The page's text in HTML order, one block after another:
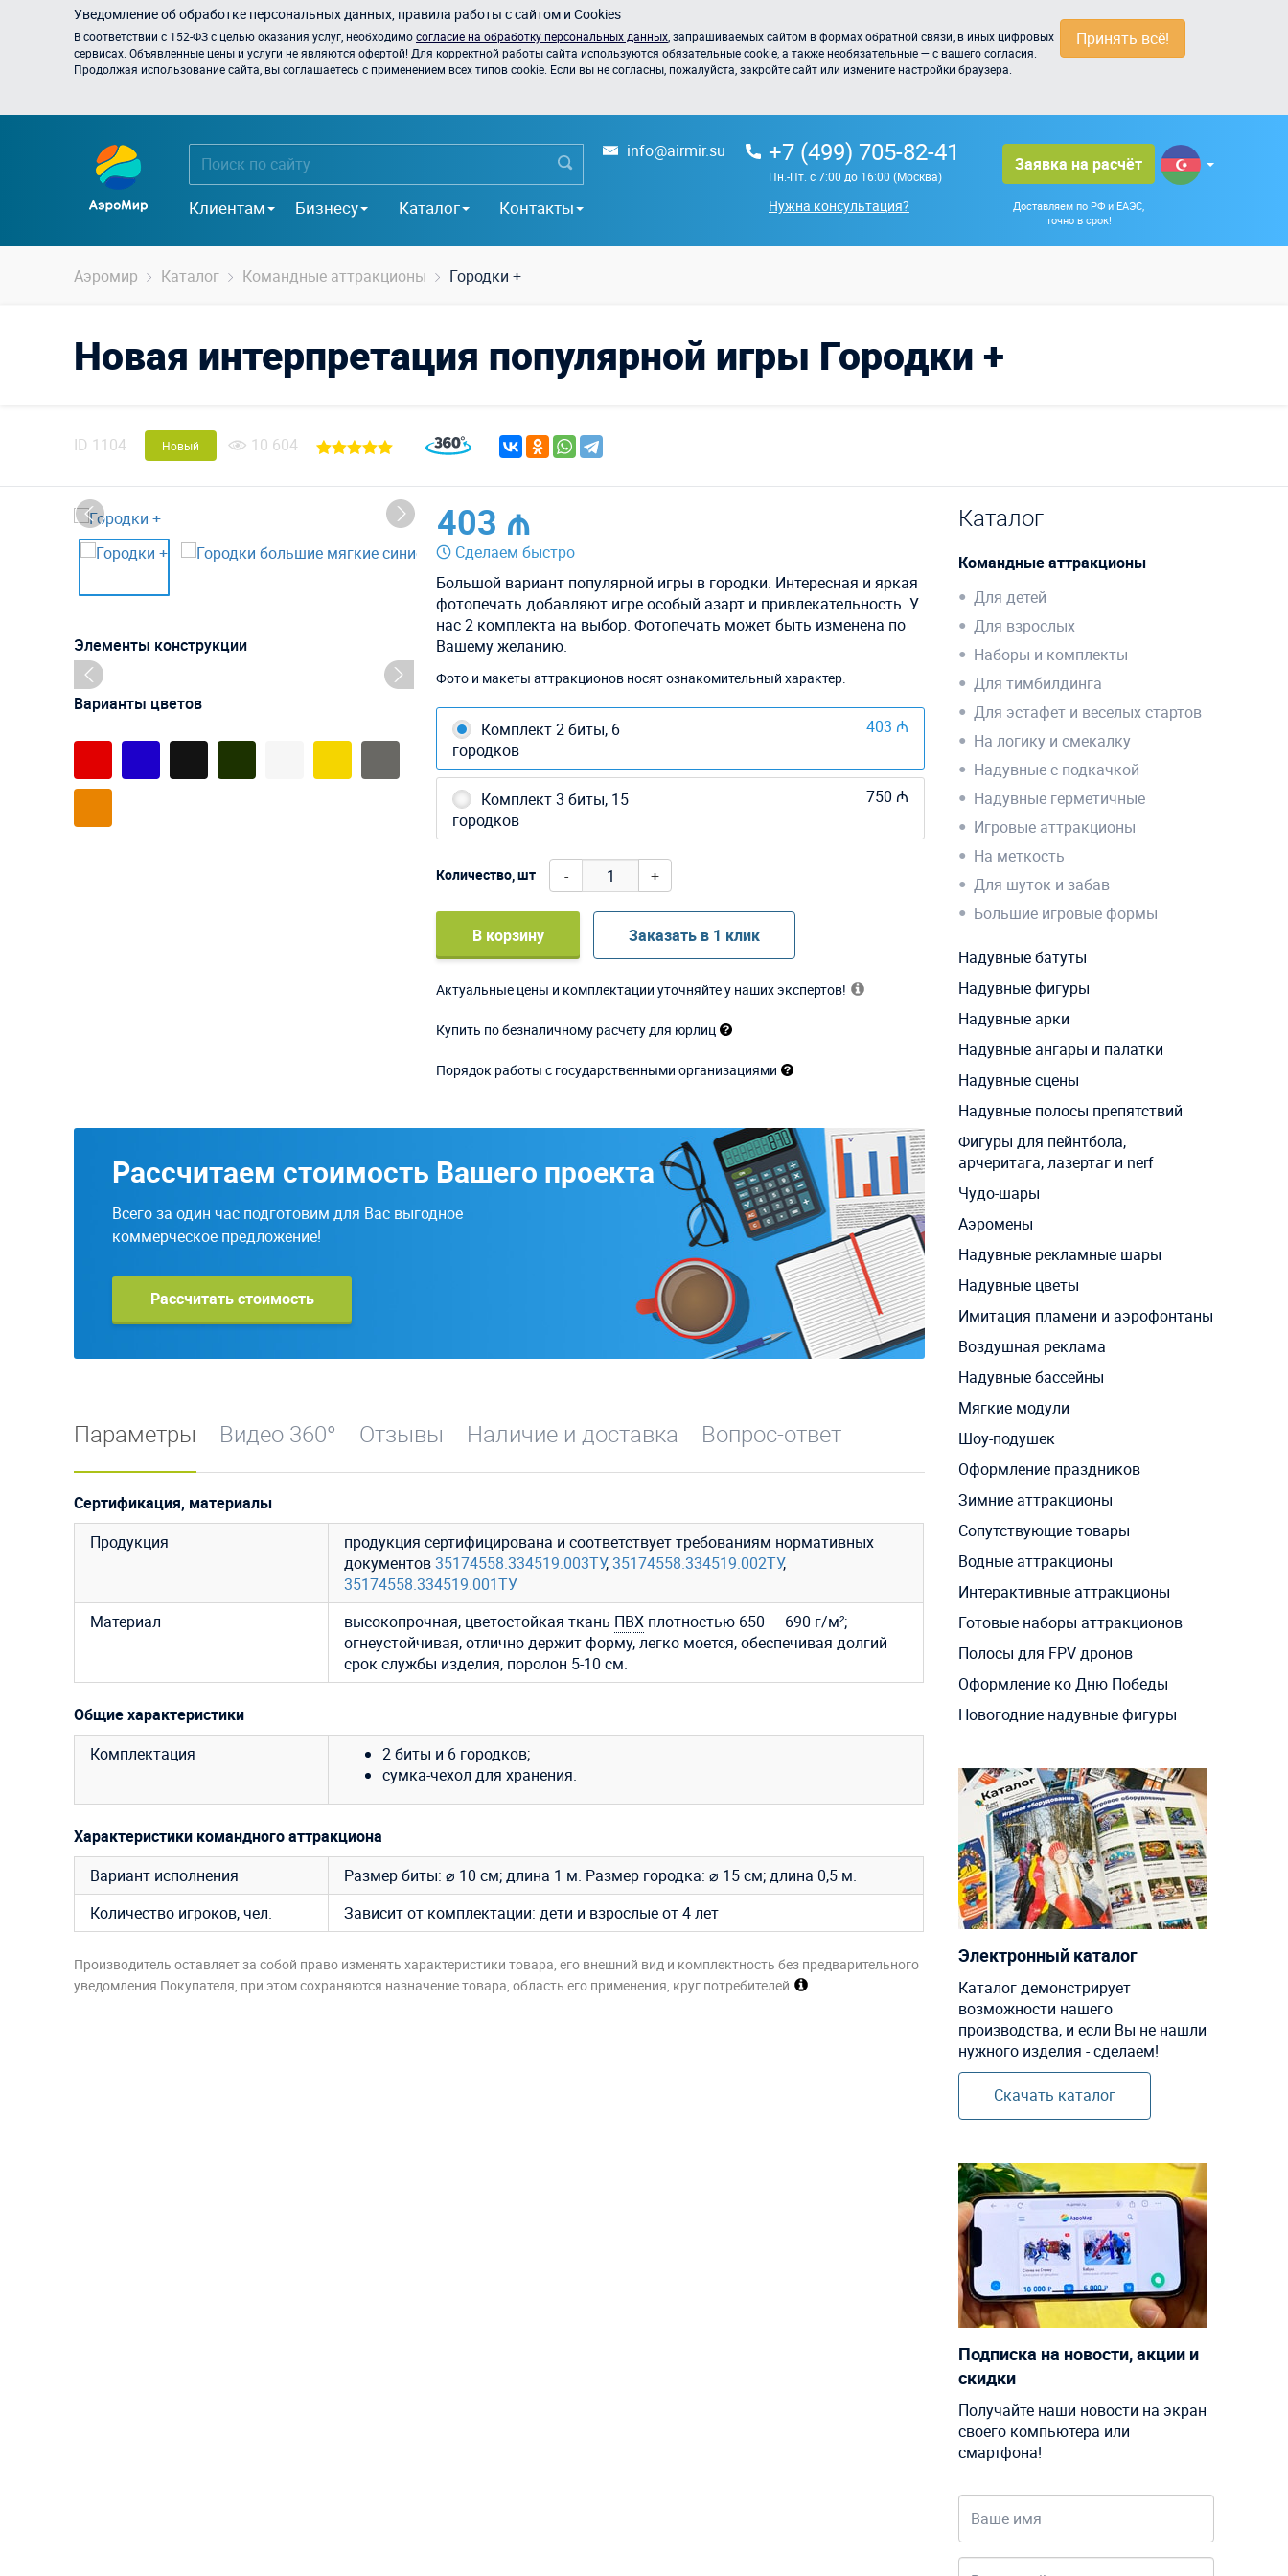
Принять всё!
Уведомление об обработке персональных данных, правила работы с сайтом и Cookies
В соответствии с 152-ФЗ с целью оказания услуг, необходимосогласие на обработку персональных данных , запрашиваемых сайтом в формах обратной связи, в иных цифровых
сервисах. Объявленные цены и услуги не являются офертой! Для корректной работы сайта используются обязательные cookie, а также необязательные — с вашего согласия.
Продолжая использование сайта, вы соглашаетесь с применением всех типов cookie. Если вы не согласны, пожалуйста, закройте сайт или измените настройки браузера.
Клиентам Бизнесу Каталог Контакты
info@airmir.su +7 (499) 705-82-41
Пн.-Пт. с 7:00 до 16:00 (Москва)
Нужна консультация?
Заявка на расчёт
Доставляем по РФ и ЕАЭС,
точно в срок!
Аэромир Каталог Командные аттракционы Городки +
Новая интерпретация популярной игры Городки +
ID 1104 Новый 10 604
Элементы конструкции
Варианты цветов
403 ₼
Сделаем быстро
Большой вариант популярной игры в городки. Интересная и яркая
фотопечать добавляют игре особый азарт и привлекательность. У
нас 2 комплекта на выбор. Фотопечать может быть изменена по
Вашему желанию.
Фото и макеты аттракционов носят ознакомительный характер.
Комплект 2 биты, 6
городков
403 ₼
Комплект 3 биты, 15
городков
750 ₼
Количество, шт - +
В корзину Заказать в 1 клик
Актуальные цены и комплектации уточняйте у наших экспертов!
Купить по безналичному расчету для юрлиц
Порядок работы с государственными организациями
Рассчитаем стоимость Вашего проекта
Всего за один час подготовим для Вас выгодное
коммерческое предложение!
Рассчитать стоимость
Параметры Видео 360° Отзывы Наличие и доставка Вопрос-ответ
Сертификация, материалы
Продукция
продукция сертифицирована и соответствует требованиям нормативных
документов35174558.334519.003ТУ,35174558.334519.002ТУ,
35174558.334519.001ТУ
Материал
высокопрочная, цветостойкая ткань ПВХ плотностью 650 — 690 г/м²;
огнеустойчивая, отлично держит форму, легко моется, обеспечивая долгий
срок службы изделия, поролон 5-10 см.
Общие характеристики
Комплектация
2 биты и 6 городков;
сумка-чехол для хранения.
Характеристики командного аттракциона
Вариант исполнения
Размер биты: ⌀ 10 см; длина 1 м. Размер городка: ⌀ 15 см; длина 0,5 м.
Количество игроков, чел.
Зависит от комплектации: дети и взрослые от 4 лет
Производитель оставляет за собой право изменять характеристики товара, его внешний вид и комплектность без предварительного
уведомления Покупателя, при этом сохраняются назначение товара, область его применения, круг потребителей
Каталог
Командные аттракционы
Для детей
Для взрослых
Наборы и комплекты
Для тимбилдинга
Для эстафет и веселых стартов
На логику и смекалку
Надувные с подкачкой
Надувные герметичные
Игровые аттракционы
На меткость
Для шуток и забав
Большие игровые формы
Надувные батуты
Надувные фигуры
Надувные арки
Надувные ангары и палатки
Надувные сцены
Надувные полосы препятствий
Фигуры для пейнтбола,
арчеритага, лазертаг и nerf
Чудо-шары
Аэромены
Надувные рекламные шары
Надувные цветы
Имитация пламени и аэрофонтаны
Воздушная реклама
Надувные бассейны
Мягкие модули
Шоу-подушек
Оформление праздников
Зимние аттракционы
Сопутствующие товары
Водные аттракционы
Интерактивные аттракционы
Готовые наборы аттракционов
Полосы для FPV дронов
Оформление ко Дню Победы
Новогодние надувные фигуры
Электронный каталог
Каталог демонстрирует
возможности нашего
производства, и если Вы не нашли
нужного изделия - сделаем!
Скачать каталог
Подписка на новости, акции и
скидки
Получайте наши новости на экран
своего компьютера или
смартфона!